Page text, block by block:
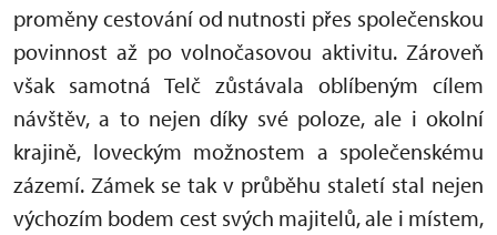
proměny cestování od nutnosti přes společenskou
povinnost až po volnočasovou aktivitu. Zároveň
však samotná Telč zůstávala oblíbeným cílem
návštěv, a to nejen díky své poloze, ale i okolní
krajině, loveckým možnostem a společenskému
zázemí. Zámek se tak v průběhu staletí stal nejen
výchozím bodem cest svých majitelů, ale i místem,